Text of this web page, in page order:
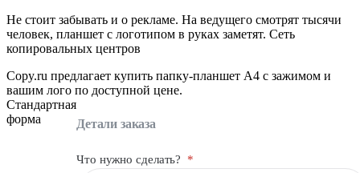
Не стоит забывать и о рекламе. На ведущего смотрят тысячи
человек, планшет с логотипом в руках заметят. Сеть
копировальных центров
Copy.ru предлагает купить папку-планшет А4 с зажимом и
вашим лого по доступной цене.
Стандартная
форма
Детали заказа
Что нужно сделать?
*